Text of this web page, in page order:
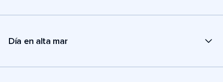
Día en alta mar